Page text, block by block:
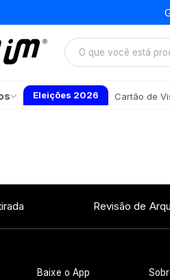
Eleições 2026 Cartão de
Revisão de
Baixe o App